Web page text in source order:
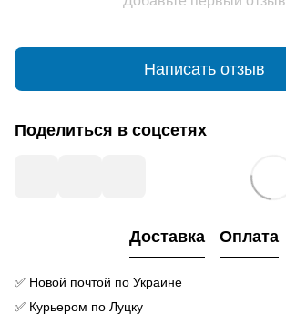
Написать отзыв
Поделиться в соцсетях
Доставка Оплата
✅ Новой почтой по Украине
✅ Курьером по Луцку